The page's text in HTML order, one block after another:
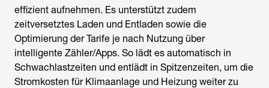
effizient aufnehmen. Es unterstützt zudem
zeitversetztes Laden und Entladen sowie die
Optimierung der Tarife je nach Nutzung über
intelligente Zähler/Apps. So lädt es automatisch in
Schwachlastzeiten und entlädt in Spitzenzeiten, um die
Stromkosten für Klimaanlage und Heizung weiter zu